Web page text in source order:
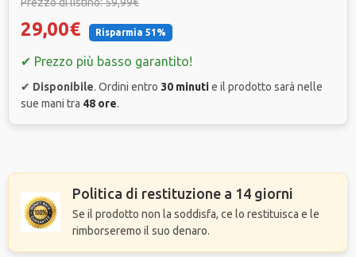
29,00€ Risparmia 51%
✔ Prezzo più basso garantito!
✔ Disponibile. Ordini entro 30 minutie il prodotto sarà nelle
sue mani tra 48 ore.
Politica di restituzione a 14 giorni
Se il prodotto non la soddisfa, ce lo restituisca e le
rimborseremo il suo denaro.